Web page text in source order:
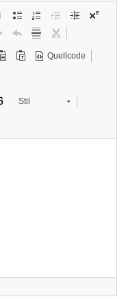
Quellcode
Stil